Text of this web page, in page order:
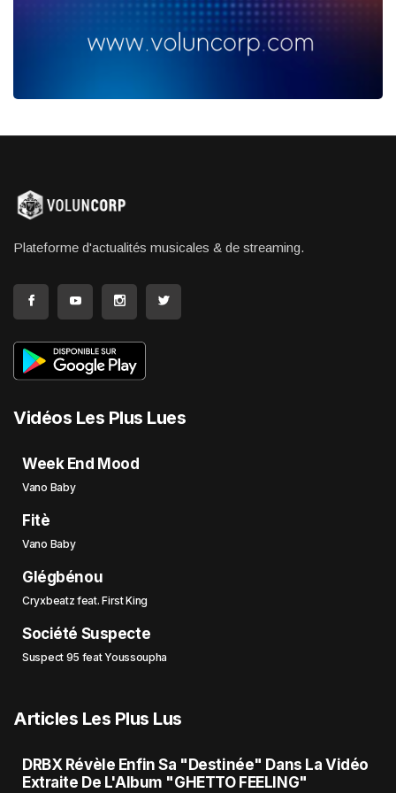
Plateforme d'actualités musicales & de streaming.
Vidéos Les Plus Lues
Week End Mood
Vano Baby
Fitè
Vano Baby
Glégbénou
Cryxbeatz feat. First King
Société Suspecte
Suspect 95 feat Youssoupha
Articles Les Plus Lus
DRBX Révèle Enfin Sa "Destinée" Dans La Vidéo
Extraite De L'Album "GHETTO FEELING"